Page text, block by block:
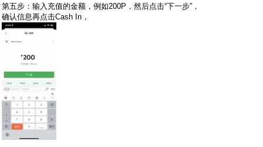
第五步：输入充值的金额，例如200P，然后点击“下一步”，
确认信息再点击Cash In，